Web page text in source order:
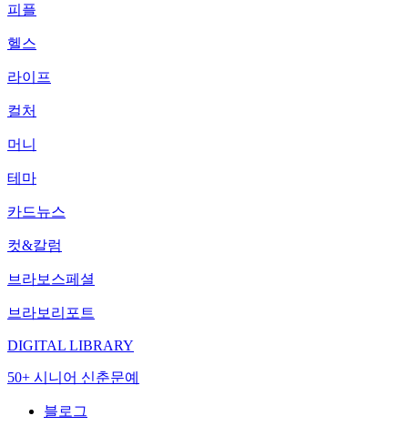
피플
헬스
라이프
컬처
머니
테마
카드뉴스
컷&칼럼
브라보스페셜
브라보리포트
DIGITAL LIBRARY
50+ 시니어 신춘문예
블로그